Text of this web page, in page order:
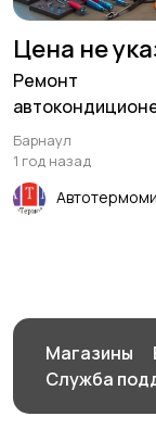
Цена не
Ремонт
Барнаул
1 год назад
Магазины
Служба